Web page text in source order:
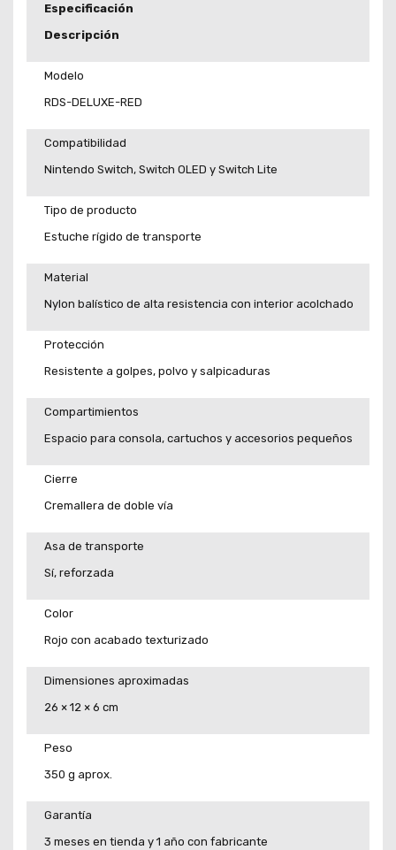
Especificación
Descripción
Modelo
RDS-DELUXE-RED
Compatibilidad
Nintendo Switch, Switch OLED y Switch Lite
Tipo de producto
Estuche rígido de transporte
Material
Nylon balístico de alta resistencia con interior acolchado
Protección
Resistente a golpes, polvo y salpicaduras
Compartimientos
Espacio para consola, cartuchos y accesorios pequeños
Cierre
Cremallera de doble vía
Asa de transporte
Sí, reforzada
Color
Rojo con acabado texturizado
Dimensiones aproximadas
26 × 12 × 6 cm
Peso
350 g aprox.
Garantía
3 meses en tienda y 1 año con fabricante